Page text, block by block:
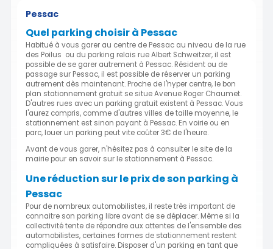
Pessac
Quel parking choisir à Pessac
Habitué à vous garer au centre de Pessac au niveau de la rue
des Poilus ou du parking relais rue Albert Schweitzer, il est
possible de se garer autrement à Pessac. Résident ou de
passage sur Pessac, il est possible de réserver un parking
autrement dès maintenant. Proche de l'hyper centre, le bon
plan stationnement gratuit se situe Avenue Roger Chaumet.
D'autres rues avec un parking gratuit existent à Pessac. Vous
l'aurez compris, comme d'autres villes de taille moyenne, le
stationnement est sinon payant à Pessac. En voirie ou en
parc, louer un parking peut vite coûter 3€ de l'heure.
Avant de vous garer, n'hésitez pas à consulter le site de la
mairie pour en savoir sur le stationnement à Pessac.
Une réduction sur le prix de son parking à
Pessac
Pour de nombreux automobilistes, il reste très important de
connaitre son parking libre avant de se déplacer. Même si la
collectivité tente de répondre aux attentes de l'ensemble des
automobilistes, certaines formes de stationnement restent
compliquées à satisfaire. Disposer d'un parking en tant que